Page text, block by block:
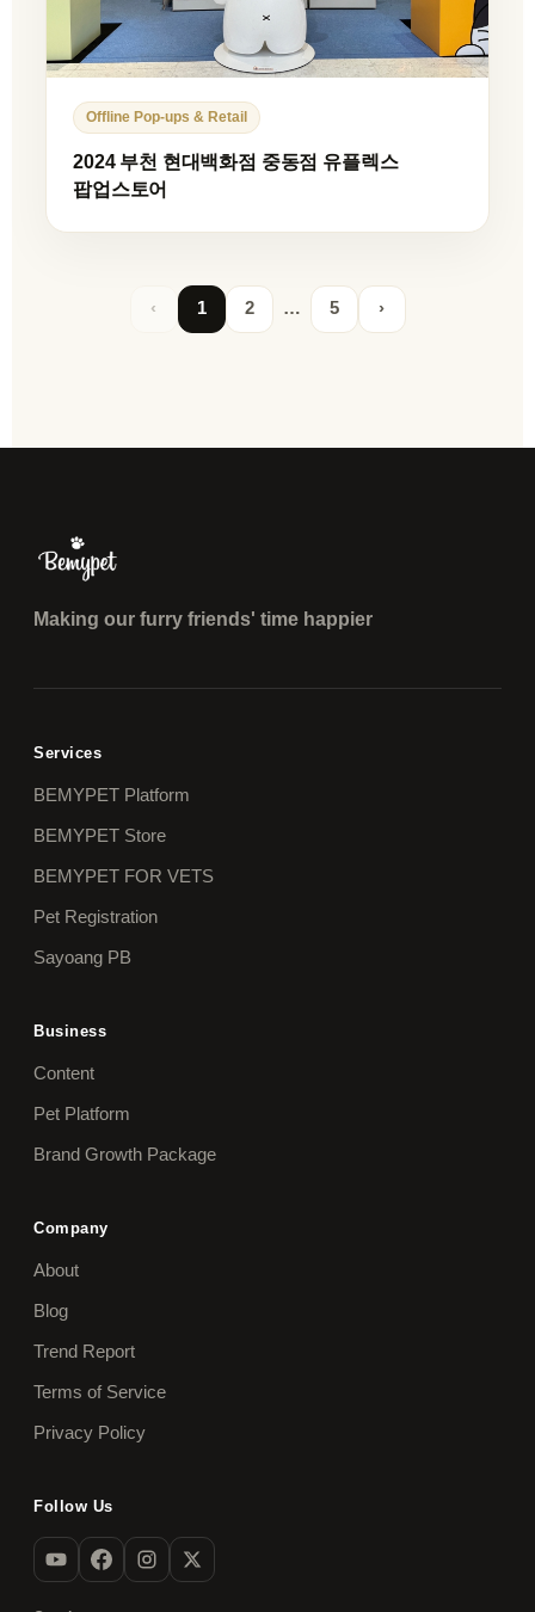
Offline Pop-ups & Retail
2024 부천 현대백화점 중동점 유플렉스
팝업스토어
‹ 1 2 … 5 ›
Making our furry friends' time happier
Services
BEMYPET Platform
BEMYPET Store
BEMYPET FOR VETS
Pet Registration
Sayoang PB
Business
Content
Pet Platform
Brand Growth Package
Company
About
Blog
Trend Report
Terms of Service
Privacy Policy
Follow Us